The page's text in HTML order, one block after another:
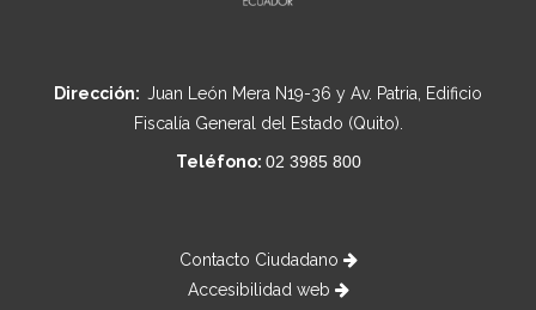
Dirección: Juan León Mera N19-36 y Av. Patria, Edificio
Fiscalía General del Estado (Quito).
Teléfono: 02 3985 800
Contacto Ciudadano
Accesibilidad web